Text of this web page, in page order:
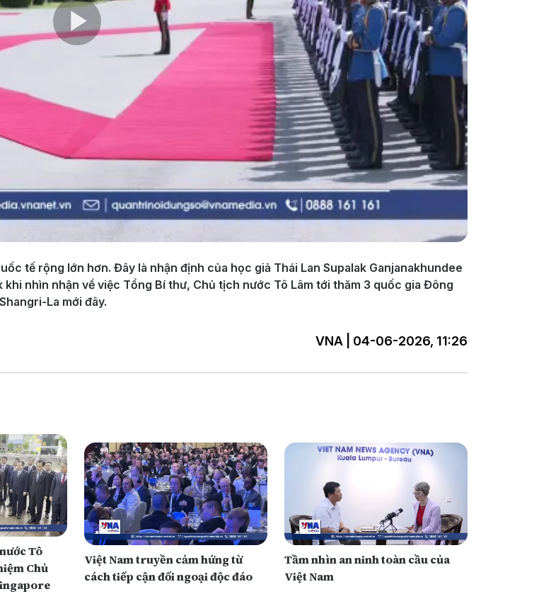
Play
Video
tế rộng lớn hơn. Đây là nhận định của học giả Thái Lan Supalak Ganjanakhundee
nhìn nhận về việc Tổng Bí thư, Chủ tịch nước Tô Lâm tới thăm 3 quốc gia Đông
La mới đây.
VNA | 04-06-2026, 11:26
Tô
Chủ
Việt Nam truyền cảm hứng từ
cách tiếp cận đối ngoại độc đáo
Tầm nhìn an ninh toàn cầu của
Việt Nam